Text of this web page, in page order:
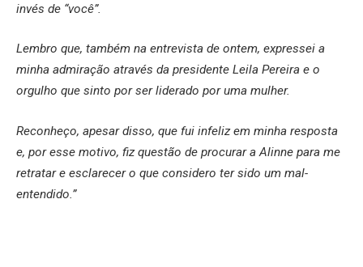
invés de “você”.
Lembro que, também na entrevista de ontem, expressei a
minha admiração através da presidente Leila Pereira e o
orgulho que sinto por ser liderado por uma mulher.
Reconheço, apesar disso, que fui infeliz em minha resposta
e, por esse motivo, fiz questão de procurar a Alinne para me
retratar e esclarecer o que considero ter sido um mal-
entendido.”